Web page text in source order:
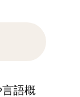
語概